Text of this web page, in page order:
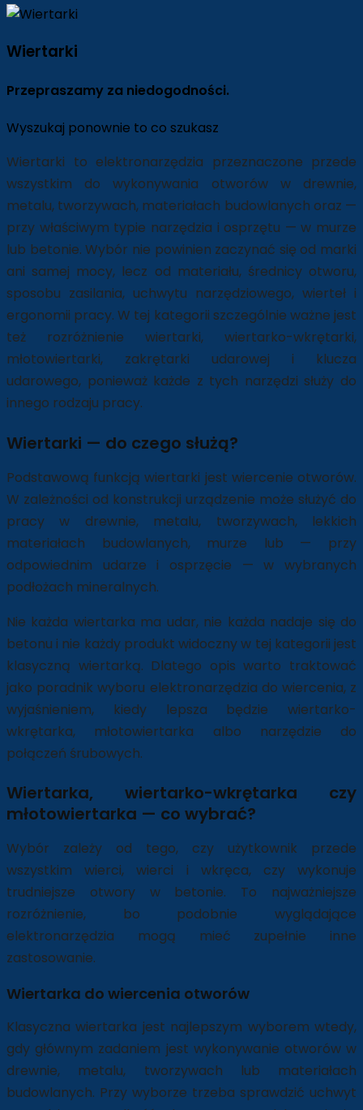
Wiertarki
Przepraszamy za niedogodności.
Wyszukaj ponownie to co szukasz
Wiertarki to elektronarzędzia przeznaczone przede
wszystkim do wykonywania otworów w drewnie,
metalu, tworzywach, materiałach budowlanych oraz —
przy właściwym typie narzędzia i osprzętu — w murze
lub betonie. Wybór nie powinien zaczynać się od marki
ani samej mocy, lecz od materiału, średnicy otworu,
sposobu zasilania, uchwytu narzędziowego, wierteł i
ergonomii pracy. W tej kategorii szczególnie ważne jest
też rozróżnienie wiertarki, wiertarko-wkrętarki,
młotowiertarki, zakrętarki udarowej i klucza
udarowego, ponieważ każde z tych narzędzi służy do
innego rodzaju pracy.
Wiertarki — do czego służą?
Podstawową funkcją wiertarki jest wiercenie otworów.
W zależności od konstrukcji urządzenie może służyć do
pracy w drewnie, metalu, tworzywach, lekkich
materiałach budowlanych, murze lub — przy
odpowiednim udarze i osprzęcie — w wybranych
podłożach mineralnych.
Nie każda wiertarka ma udar, nie każda nadaje się do
betonu i nie każdy produkt widoczny w tej kategorii jest
klasyczną wiertarką. Dlatego opis warto traktować
jako poradnik wyboru elektronarzędzia do wiercenia, z
wyjaśnieniem, kiedy lepsza będzie wiertarko-
wkrętarka, młotowiertarka albo narzędzie do
połączeń śrubowych.
Wiertarka, wiertarko-wkrętarka czy
młotowiertarka — co wybrać?
Wybór zależy od tego, czy użytkownik przede
wszystkim wierci, wierci i wkręca, czy wykonuje
trudniejsze otwory w betonie. To najważniejsze
rozróżnienie, bo podobnie wyglądające
elektronarzędzia mogą mieć zupełnie inne
zastosowanie.
Wiertarka do wiercenia otworów
Klasyczna wiertarka jest najlepszym wyborem wtedy,
gdy głównym zadaniem jest wykonywanie otworów w
drewnie, metalu, tworzywach lub materiałach
budowlanych. Przy wyborze trzeba sprawdzić uchwyt